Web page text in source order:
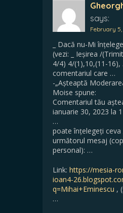
says:
February
_ Dacă nu-Mi
(vezi: _ Ieșirea /
4/4) 4/(1),10,(11-
comentariul care …
-„Așteaptă
Moise spune:
Comentariul tău
ianuarie 30, 2023 la
…
poate înțelegeți ceva
următorul mesaj
personal): …
Link: https://mesia-
ioan4-
q=Mihai+Eminescu ,
…